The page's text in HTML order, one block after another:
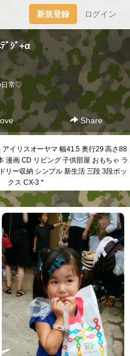
新規登録 ログイン
ﾞｼﾞ+α
日常♡
Share
アイリスオーヤマ 幅41.5 奥行29 高さ88
漫画 CD リビング 子供部屋 おもちゃ ラ
リー収納 シンプル 新生活 三段 3段ボッ
クス CX-3 *